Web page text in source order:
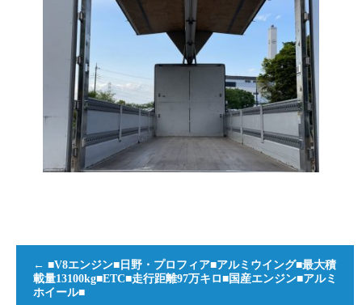
← ■V8エンジン■日野・プロフィア■アルミウイング■最大積
載量13100kg■ETC■走行距離97万キロ■国産エンジン■アルミ
ホイール■